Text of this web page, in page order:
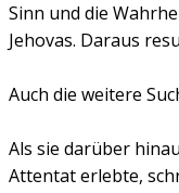
Sinn und die
Jehovas. Daraus
Auch die weitere
Als sie darüber
Attentat erlebte,